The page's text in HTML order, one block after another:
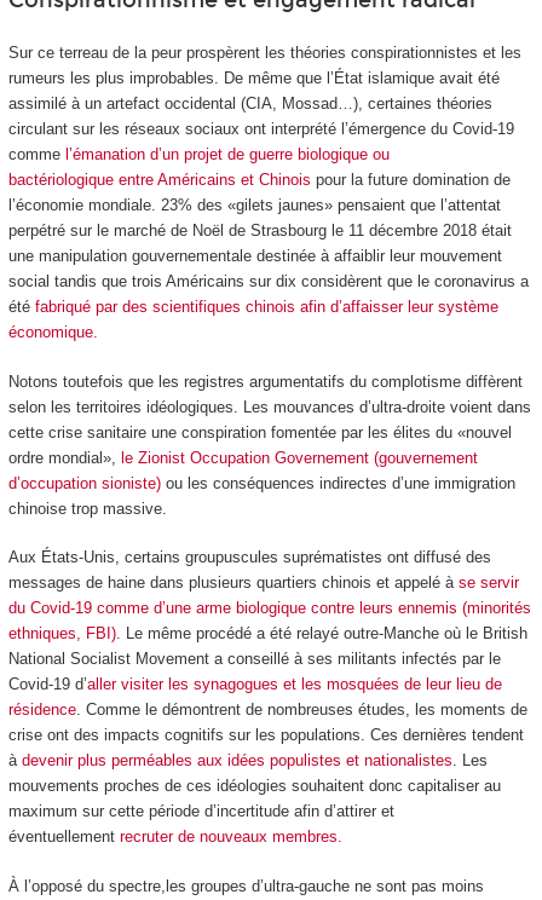
Sur ce terreau de la peur prospèrent les théories conspirationnistes et les
rumeurs les plus improbables. De même que l’État islamique avait été
assimilé à un artefact occidental (CIA, Mossad…), certaines théories
circulant sur les réseaux sociaux ont interprété l’émergence du Covid-19
commel’émanation d’un projet de guerre biologique ou
bactériologique entre Américains et Chinois pour la future domination de
l’économie mondiale. 23% des «gilets jaunes» pensaient que l’attentat
perpétré sur le marché de Noël de Strasbourg le 11 décembre 2018 était
une manipulation gouvernementale destinée à affaiblir leur mouvement
social tandis que trois Américains sur dix considèrent que le coronavirus a
été fabriqué par des scientifiques chinois afin d’affaisser leur système
économique.
Notons toutefois que les registres argumentatifs du complotisme diffèrent
selon les territoires idéologiques. Les mouvances d’ultra-droite voient dans
cette crise sanitaire une conspiration fomentée par les élites du «nouvel
ordre mondial», le Zionist Occupation Governement (gouvernement
d’occupation sioniste)ou les conséquences indirectes d’une immigration
chinoise trop massive.
Aux États-Unis, certains groupuscules suprématistes ont diffusé des
messages de haine dans plusieurs quartiers chinois et appelé à se servir
du Covid-19 comme d’une arme biologique contre leurs ennemis (minorités
ethniques, FBI). Le même procédé a été relayé outre-Manche où le British
National Socialist Movement a conseillé à ses militants infectés par le
Covid-19 d’aller visiter les synagogues et les mosquées de leur lieu de
résidence. Comme le démontrent de nombreuses études, les moments de
crise ont des impacts cognitifs sur les populations. Ces dernières tendent
à devenir plus perméables aux idées populistes et nationalistes. Les
mouvements proches de ces idéologies souhaitent donc capitaliser au
maximum sur cette période d’incertitude afin d’attirer et
éventuellementrecruter de nouveaux membres.
À l’opposé du spectre,les groupes d’ultra-gauche ne sont pas moins